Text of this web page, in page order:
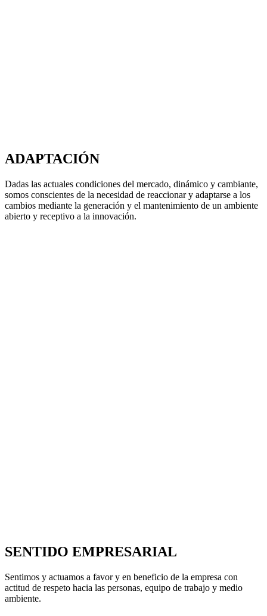
ADAPTACIÓN
Dadas las actuales condiciones del mercado, dinámico y cambiante,
somos conscientes de la necesidad de reaccionar y adaptarse a los
cambios mediante la generación y el mantenimiento de un ambiente
abierto y receptivo a la innovación.
SENTIDO EMPRESARIAL
Sentimos y actuamos a favor y en beneficio de la empresa con
actitud de respeto hacia las personas, equipo de trabajo y medio
ambiente.